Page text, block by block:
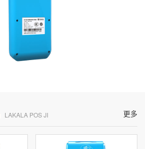
更多
LAKALA POS JI